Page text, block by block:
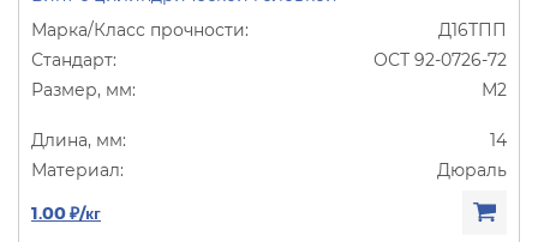
Д16ТПП
ОСТ 92-0726-72
М2
14
Дюраль
1.00 ₽/кг